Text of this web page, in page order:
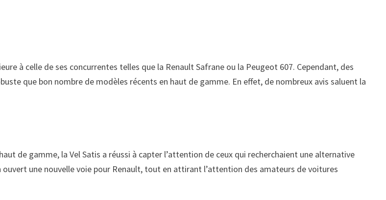
à celle de ses concurrentes telles que la Renault Safrane ou la Peugeot 607. Cependant, des
que bon nombre de modèles récents en haut de gamme. En effet, de nombreux avis saluent la
de gamme, la Vel Satis a réussi à capter l’attention de ceux qui recherchaient une alternative
une nouvelle voie pour Renault, tout en attirant l’attention des amateurs de voitures